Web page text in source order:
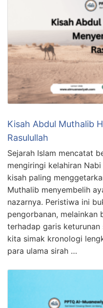
Kisah Abdul Muthalib
Rasulullah
Sejarah Islam mencatat
mengiringi kelahiran Nabi
kisah paling
Muthalib menyembelih
nazarnya. Peristiwa ini
pengorbanan, melainkan
terhadap garis
kita simak kronologi
para ulama sirah …